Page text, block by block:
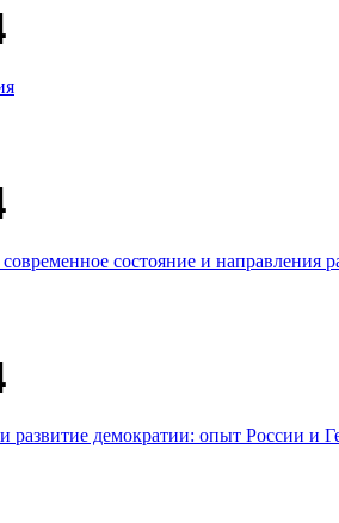
состояние и направления
развитие демократии: опыт России и